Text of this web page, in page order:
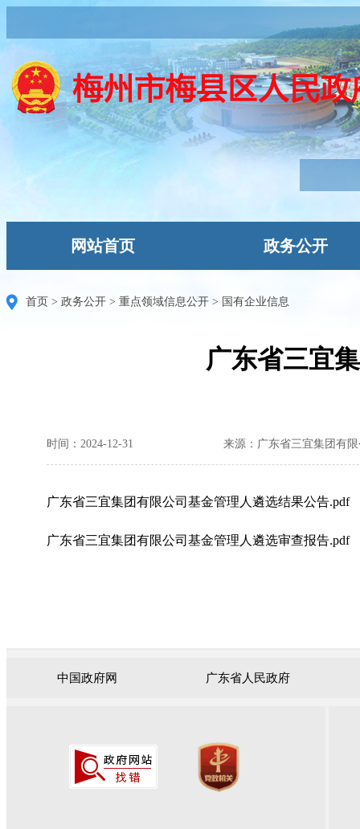
网站首页 政务公开
首页 > 政务公开 > 重点领域信息公开 > 国有企业信息
广东省三宜
时间：2024-12-31 来源：广东省三宜集团有
广东省三宜集团有限公司基金管理人遴选结果公告.pdf
广东省三宜集团有限公司基金管理人遴选审查报告.pdf
中国政府网 广东省人民政府